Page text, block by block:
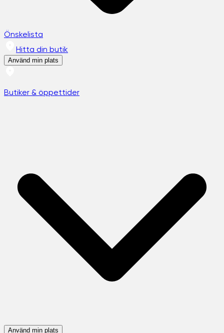
Önskelista
Hitta din butik
Använd min plats
Butiker & öppettider
Använd min plats